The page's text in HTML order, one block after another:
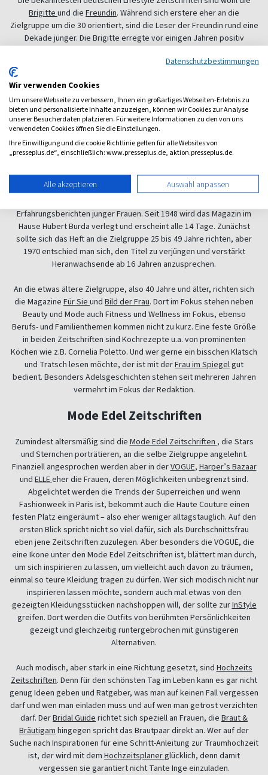
Brigitte und die Freundin. Während sich erstere eher an die
Zielgruppe um die 30 orientiert, sind die Leser der Freundin rund eine
Dekade jünger. Die Brigitte erregte vor einigen Jahren positiv
haben. Stattdessen schmückten „normale“ Frauen aus dem Alltag die
Titelblätter. Leider ließ sich das Projekt nicht langfristig realisieren,
aber der Schritt in die richtige Richtung wurde getan. Und bis heute
verzichtet die Brigitte darauf, ausschließlich 90-60-90 Frauen zu
zeigen, sondern versucht die Schönheit eines jeden Typus
herauszustellen. Dennoch findet man auch die klassischen Themen in
jeder Ausgabe. Neue Sport- und Diätprogramme zum Beispiel. Aber
auch Rezepte, die mal aus der leichten Küche kommen und mal aus
Inhaltlich ist dieFreundin
angelehnt an die Brigitte: Viel Mode und
Erfahrungsberichten junger Frauen. Seit 1948 wird das Magazin im
Hause Hubert Burda verlegt und erscheint alle 14 Tage. Zunächst
sollte sich das Heft an die Zielgruppe 25 bis 49 Jahre richten, aber
1970 entschied man sich, den Titel zu verjüngen und verstärkt
Heranwachsende ab 16 Jahren anzusprechen.
An die etwas ältere Zielgruppe, also 40 Jahre und älter, richten sich
die Magazine Für Sie und Bild der Frau. Dort im Fokus stehen neben
Beauty und Mode auch Fitness und Wellness im Fokus, ebenso
Berufs- und Familienthemen kommen nicht zu kurz. Eine feste Größe
in beiden Zeitschriften sind Kochrezepte u.a. von prominenten
Köchen wie z.B. Cornelia Poletto. Und wer gerne ein bisschen Klatsch
und Tratsch lesen möchte, der ist mit derFrau im Spiegelgut
bedient. Besonders Adelsgeschichten stehen seit mehreren Jahren
vermehrt im Fokus der Redaktion.
Mode Edel Zeitschriften
Zumindest altersmäßig sind die Mode Edel Zeitschriften , die Stars
und Sternchen porträtieren, an die selbe Zielgruppe angelehnt.
Finanziell angesprochen werden aber in derVOGUE, Harper’s Bazaar
und ELLEeher die Frauen, deren Möglichkeiten unbegrenzt sind.
Abgelichtet werden die Trends der Superreichen und wenn
Fashionweek in Paris ist, bekommt auch die Haute Couture einen
festen Platz eingeräumt – also eher weniger alltagstauglich. Auf den
ersten Blick spricht nicht so viel dafür, sich als Durchschnittsfrau
eben jene Zeitschriften zuzulegen. Aber besonders die VOGUE, die
eine Ikone unter den Mode Edel Zeitschriften ist, blättert man durch,
um sich inspirieren zu lassen, um vielleicht auch davon zu träumen,
einmal so teure Kleidung tragen zu dürfen. Wer sich modisch nicht nur
inspirieren lassen möchte, sondern auch mal etwas von den
gezeigten Kleidungsstücken nachshoppen will, der sollte zurInStyle
greifen. Dort werden die Outfits von berühmten Persönlichkeiten
gezeigt und gleichzeitig runtergebrochen mit günstigeren
Alternativen.
Auch modisch, aber stark in eine Richtung gesetzt, sind Hochzeits
Zeitschriften. Denn für den schönsten Tag im Leben kann es gar nicht
genug Ideen geben und Ratgeber, was man auf keinen Fall vergessen
darf und wen man einladen muss und auf wen man getrost verzichten
darf. DerBridal Guide richtet sich speziell an Frauen, die Braut &
Bräutigam hingegen spricht das Brautpaar direkt an. Wer auf der
Suche nach Inspirationen für eine Schritt-Anleitung zur Traumhochzeit
ist, der wird mit dem Hochzeitsplanerglücklich, denn damit
vergessen sie garantiert nicht Tante Inge einzuladen.
Datenschutzbestimmungen
Wir verwenden Cookies
Um unsere Webseite zu verbessern, Ihnen ein großartiges Webseiten-Erlebnis zu
bieten und personalisierte Inhalte anzuzeigen, können wir Cookies zur Analyse
unserer Besucherdaten platzieren. Für weitere Informationen zu den von uns
verwendeten Cookies öffnen Sie die Einstellungen.
Ihre Einwilligung und die cookie Richtlinie gelten für alle Websites von
„presseplus.de“, einschließlich: www.presseplus.de, aktion.presseplus.de.
Alle akzeptieren Auswahl anpassen